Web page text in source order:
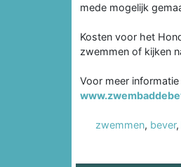
mede mogelijk
Kosten voor het
zwemmen of kijken
Voor meer
zwemmen, bever,